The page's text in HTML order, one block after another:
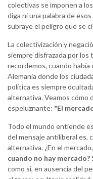
colectivas se imponen a
diga ni una palabra de
subraye el peligro que se
La colectivización y
siempre disfrazada por los
recordemos, cuando había
Alemania donde los
política es siempre
alternativa. Veamos cómo
espeluznante: "El
Todo el mundo entiende
del mensaje antiliberal es,
alternativa. ¿En el
cuando no hay mercado?
como si, en ausencia del